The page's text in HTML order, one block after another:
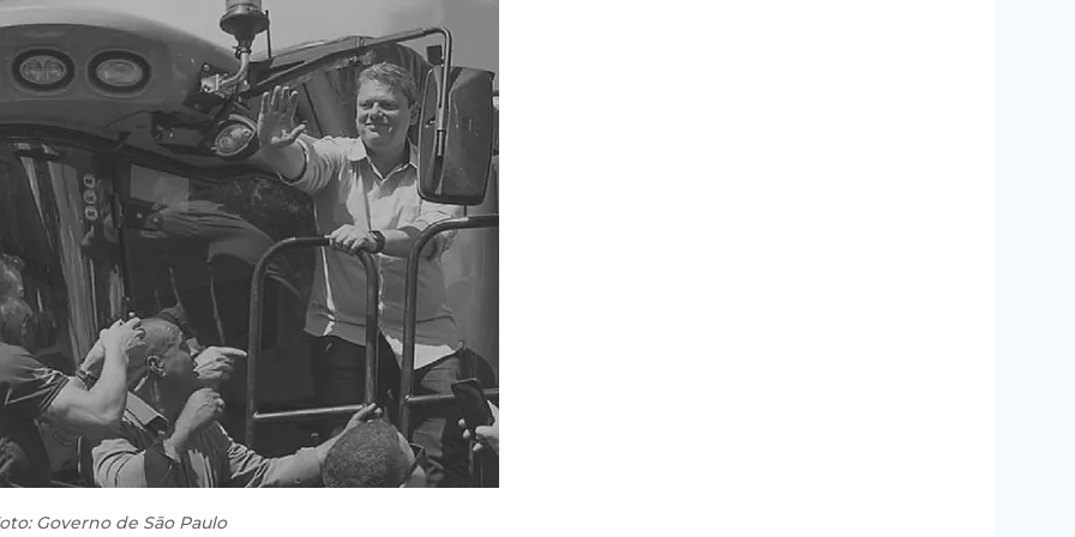
Governo de São Paulo